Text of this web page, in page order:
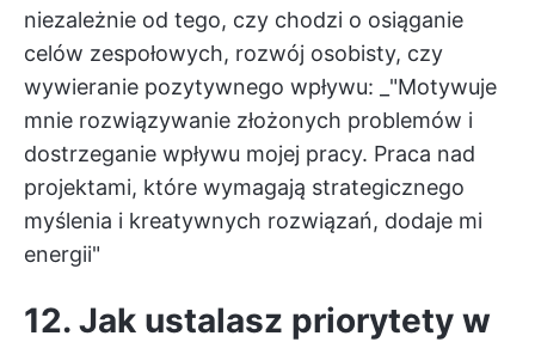
niezależnie od tego, czy chodzi o osiąganie
celów zespołowych, rozwój osobisty, czy
wywieranie pozytywnego wpływu: _"Motywuje
mnie rozwiązywanie złożonych problemów i
dostrzeganie wpływu mojej pracy. Praca nad
projektami, które wymagają strategicznego
myślenia i kreatywnych rozwiązań, dodaje mi
energii"
12. Jak ustalasz priorytety w